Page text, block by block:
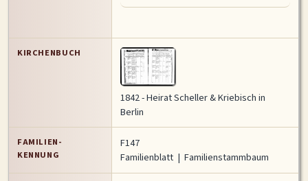
KIRCHENBUCH
1842 - Heirat Scheller & Kriebisch in
Berlin
FAMILIEN-
KENNUNG
F147
Familienblatt | Familienstammbaum